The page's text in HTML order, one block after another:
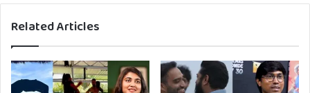
Related Articles